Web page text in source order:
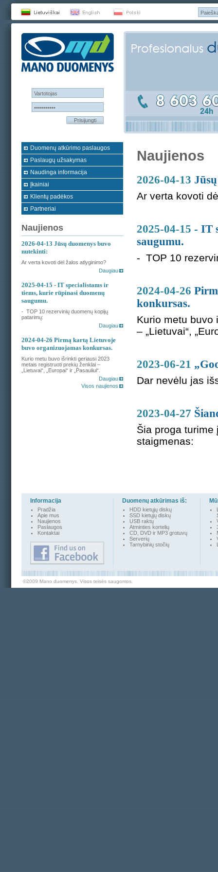
Prisijungti
Duomenų atkūrimo paslaugos
Paslaugų užsakymas
Naudinga informacija
Įkainiai
Klientų padėkos
Partneriai
Naujienos
2026-04-13 Jūsų duomenys buvo
nutekinti:
Ar verta kovoti dėl žalos atlyginimo?
Daugiau
2025-04-15 - IT specialistams ir
tiems, kurie rūpinasi duomenų
saugumu.
- TOP 10 rezervinių duomenų kopijų
patarimų:
Daugiau
2024-04-26 Pirmą kartą Lietuvoje
buvo organizuojamas konkursas.
Kurio metu buvo išrinkti geriausi 2023
metais registruoti prekių ženklai –
„Lietuvai“, „Europai“ ir „Pasauliui“.
Daugiau
Visos naujienos
Naujienos
2026-04-13
Ar verta kovoti
2025-04-15 - IT
saugumu.
- TOP 10
2024-04-26
konkursas.
Kurio metu buvo
– „Lietuvai“,
2023-06-21
Dar nevėlu jas
2023-04-27
Šia proga
staigmenas:
Informacija
Pradžia
Apie mus
Naujienos
Paslaugos
Kontaktai
Duomenų atkūrimas iš:
HDD kietųjų diskų
SSD kietųjų diskų
USB raktų
Atminties kortelių
CD, DVD ir MP3 grotuvų
Serverių
Tarnybinių stočių
©2009 Mano duomenys. Visos teisės saugomos.